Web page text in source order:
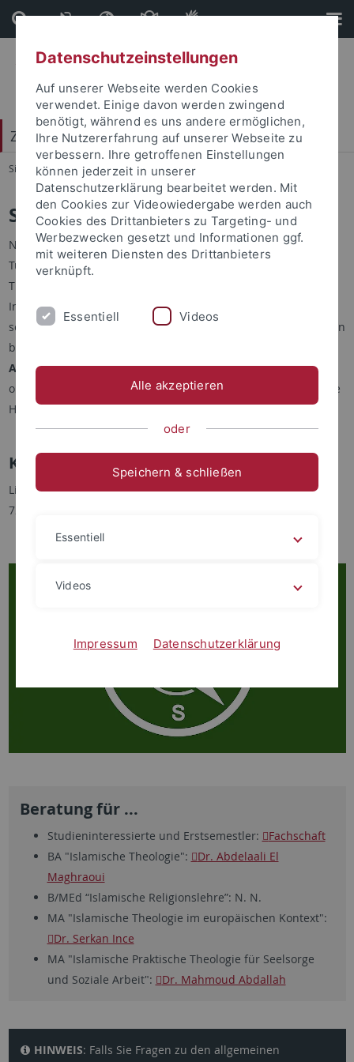
Direkt
zum
Inhalt
Direkt
zur
Fußleiste
Zentrum für Islamische Theologie (ZITh)
Sie sind hier: Startseite ... Studienfachberatung
Studienfachberatung
Neben derZentralen Studienberatungder Universität
Tübingen haben Studieninteressierte der Islamischen
Theologie am ZITh zusätzlich die Möglichkeit, zu Aufbau und
Inhalten des Studiums die Studienfachberatung
selbst wahrzunehmen. Bereits eingeschriebenen Studierenden
bietet das ZITh darüber hinaus
Ansprechpartner, die bei auftretenden Fragen und
organisatorischen Belangen eine individuelle und vertrauliche
Hilfestellung leisten.
Kontakt
Liebermeisterstraße 18
72076 Tübingen
Beratung für ...
Studieninteressierte und Erstsemestler:
Fachschaft
BA "Islamische Theologie":
Dr. Abdelaali El
Maghraoui
B/MEd “Islamische Religionslehre”: N. N.
MA "Islamische Theologie im europäischen Kontext":
Dr. Serkan Ince
MA "Islamische Praktische Theologie für Seelsorge
und Soziale Arbeit":
Dr. Mahmoud Abdallah
HINWEIS: Falls Sie Fragen zu den allgemeinen
Datenschutzeinstellungen
Auf unserer Webseite werden Cookies
verwendet. Einige davon werden zwingend
benötigt, während es uns andere ermöglichen,
Ihre Nutzererfahrung auf unserer Webseite zu
verbessern. Ihre getroffenen Einstellungen
können jederzeit in unserer
Datenschutzerklärung bearbeitet werden. Mit
den Cookies zur Videowiedergabe werden auch
Cookies des Drittanbieters zu Targeting- und
Werbezwecken gesetzt und Informationen ggf.
mit weiteren Diensten des Drittanbieters
verknüpft.
Essentiell Videos
Alle akzeptieren
oder
Speichern & schließen
Essentiell
Videos
Impressum Datenschutzerklärung